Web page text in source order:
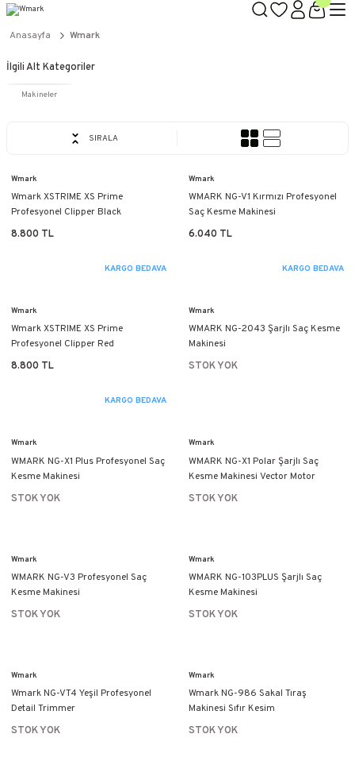
Anasayfa Wmark
İlgili Alt Kategoriler
Makineler
SIRALA
Wmark
Wmark XSTRIME XS Prime
Profesyonel Clipper Black
8.800 TL
KARGO BEDAVA
Wmark
WMARK NG-V1 Kırmızı Profesyonel
Saç Kesme Makinesi
6.040 TL
KARGO BEDAVA
Wmark
Wmark XSTRIME XS Prime
Profesyonel Clipper Red
8.800 TL
KARGO BEDAVA
Wmark
WMARK NG-2043 Şarjlı Saç Kesme
Makinesi
STOK YOK
Wmark
WMARK NG-X1 Plus Profesyonel Saç
Kesme Makinesi
STOK YOK
Wmark
WMARK NG-X1 Polar Şarjlı Saç
Kesme Makinesi Vector Motor
STOK YOK
Wmark
WMARK NG-V3 Profesyonel Saç
Kesme Makinesi
STOK YOK
Wmark
WMARK NG-103PLUS Şarjlı Saç
Kesme Makinesi
STOK YOK
Wmark
Wmark NG-VT4 Yeşil Profesyonel
Detail Trimmer
STOK YOK
Wmark
Wmark NG-986 Sakal Tıraş
Makinesi Sıfır Kesim
STOK YOK